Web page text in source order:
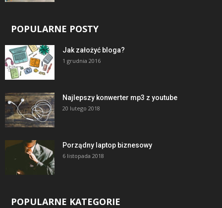
POPULARNE POSTY
Jak założyć bloga?
1 grudnia 2016
Najlepszy konwerter mp3 z youtube
20 lutego 2018
Porządny laptop biznesowy
6 listopada 2018
POPULARNE KATEGORIE